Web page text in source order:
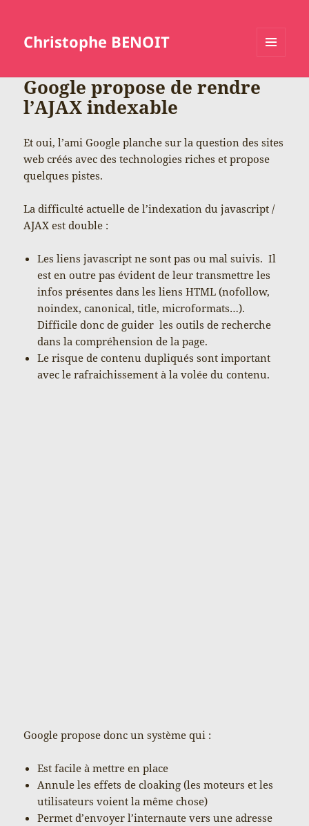
Christophe BENOIT
WIDGETS
Google propose de rendre
l’AJAX indexable
Et oui, l’ami Google planche sur la question des sites
web créés avec des technologies riches et propose
quelques pistes.
La difficulté actuelle de l’indexation du javascript /
AJAX est double :
Les liens javascript ne sont pas ou mal suivis. Il
est en outre pas évident de leur transmettre les
infos présentes dans les liens HTML (nofollow,
noindex, canonical, title, microformats…).
Difficile donc de guider les outils de recherche
dans la compréhension de la page.
Le risque de contenu dupliqués sont important
avec le rafraichissement à la volée du contenu.
Google propose donc un système qui :
Est facile à mettre en place
Annule les effets de cloaking (les moteurs et les
utilisateurs voient la même chose)
Permet d’envoyer l’internaute vers une adresse